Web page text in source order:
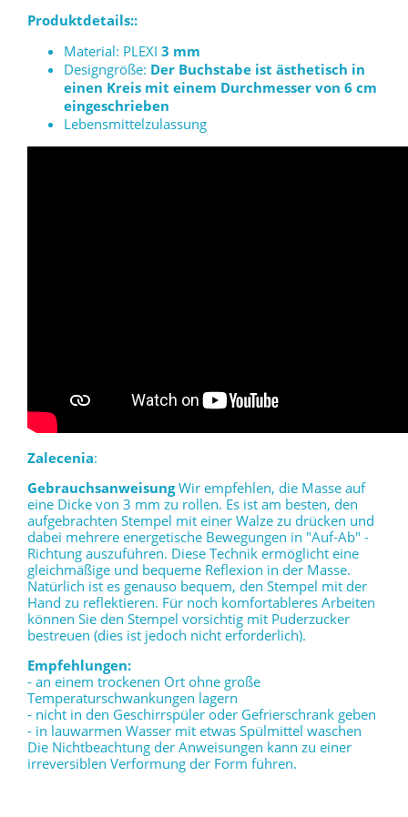
Produktdetails::
Material: PLEXI 3 mm
Designgröße: Der Buchstabe ist ästhetisch in
einen Kreis mit einem Durchmesser von 6 cm
eingeschrieben
Lebensmittelzulassung
Zalecenia:
GebrauchsanweisungWir empfehlen, die Masse auf
eine Dicke von 3 mm zu rollen. Es ist am besten, den
aufgebrachten Stempel mit einer Walze zu drücken und
dabei mehrere energetische Bewegungen in "Auf-Ab" -
Richtung auszuführen. Diese Technik ermöglicht eine
gleichmäßige und bequeme Reflexion in der Masse.
Natürlich ist es genauso bequem, den Stempel mit der
Hand zu reflektieren. Für noch komfortableres Arbeiten
können Sie den Stempel vorsichtig mit Puderzucker
bestreuen (dies ist jedoch nicht erforderlich).
Empfehlungen:
- an einem trockenen Ort ohne große
Temperaturschwankungen lagern
- nicht in den Geschirrspüler oder Gefrierschrank geben
- in lauwarmen Wasser mit etwas Spülmittel waschen
Die Nichtbeachtung der Anweisungen kann zu einer
irreversiblen Verformung der Form führen.